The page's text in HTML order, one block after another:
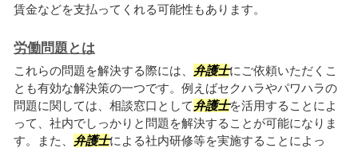
賃金などを支払ってくれる可能性もあります。
労働問題とは
これらの問題を解決する際には、 弁護士にご依頼いただくこ
とも有効な解決策の一つです。例えばセクハラやパワハラの
問題に関しては、相談窓口として弁護士を活用することによ
って、社内でしっかりと問題を解決することが可能になりま
す。また、 弁護士による社内研修等を実施することによっ